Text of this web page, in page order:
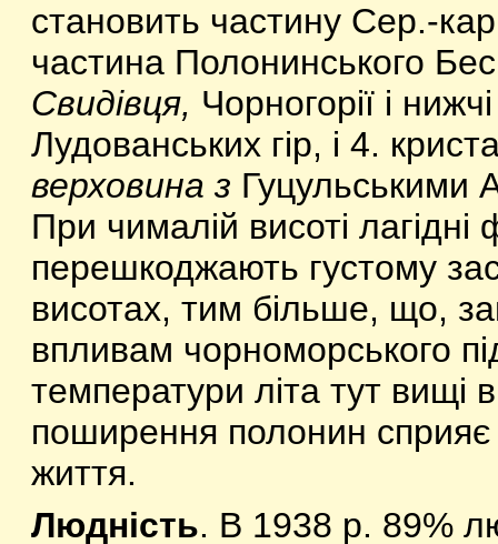
становить частину Сер.-
частина Полонинського
Свидівця, Чорногорії і
Лудованських гір, і 4.
верховина з Гуцульськими
При чималій висоті
перешкоджають густому
висотах, тим більше, що,
впливам чорноморського
температури літа тут вищі
поширення полонин сприяє
життя.
Людність. В 1938 р. 89%